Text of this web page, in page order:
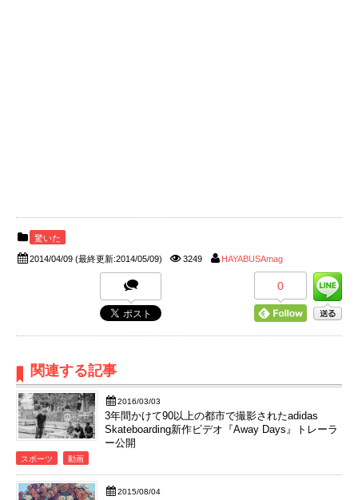
驚いた
2014/04/09 (最終更新:2014/05/09) 3249 HAYABUSAmag
0
関連する記事
2016/03/03
3年間かけて90以上の都市で撮影されたadidas
Skateboarding新作ビデオ『Away Days』トレーラ
ー公開
スポーツ 動画
2015/08/04